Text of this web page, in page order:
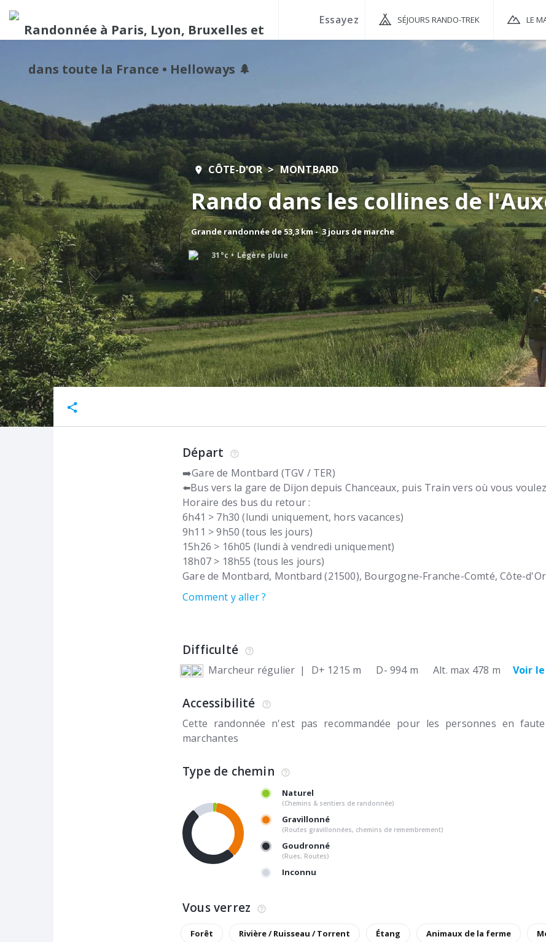
SÉJOURS RANDO-TREK LE
CÔTE-D'OR MONTBARD
Rando dans les collines de
Grande randonnée de 53,3 km - 3 jours de marche
31°c Légère pluie
Départ
➡️Gare de Montbard (TGV / TER)
⬅️Bus vers la gare de Dijon depuis Chanceaux, puis Train vers où vous voulez
Horaire des bus du retour :
6h41 > 7h30 (lundi uniquement, hors vacances)
9h11 > 9h50 (tous les jours)
15h26 > 16h05 (lundi à vendredi uniquement)
18h07 > 18h55 (tous les jours)
Gare de Montbard Montbard (21500) Bourgogne-Franche-Comté, Côte-d'Or
Comment y aller ?
Difficulté
Marcheur régulier | D+ 1215 m D- 994 m Alt. max 478 m Voir
Accessibilité
Cette randonnée n'est pas recommandée pour les personnes en
marchantes
Type de chemin
Naturel
(Chemins & sentiers de randonnée)
Gravillonné
(Routes gravillonnées, chemins de remembrement)
Goudronné
(Rues, Routes)
Inconnu
Vous verrez
Forêt Rivière / Ruisseau / Torrent Étang Animaux de la ferme